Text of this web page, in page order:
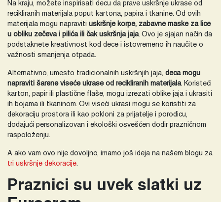
Na kraju, možete inspirisati decu da prave uskršnje ukrase od
recikliranih materijala poput kartona, papira i tkanine. Od ovih
materijala mogu napraviti uskršnje korpe, zabavne maske za lice
u obliku zečeva i pilića ili čak uskršnja jaja. Ovo je sjajan način da
podstaknete kreativnost kod dece i istovremeno ih naučite o
važnosti smanjenja otpada.
Alternativno, umesto tradicionalnih uskršnjih jaja, deca mogu
napraviti šarene viseće ukrase od recikliranih materijala. Koristeći
karton, papir ili plastične flaše, mogu izrezati oblike jaja i ukrasiti
ih bojama ili tkaninom. Ovi viseći ukrasi mogu se koristiti za
dekoraciju prostora ili kao pokloni za prijatelje i porodicu,
dodajući personalizovan i ekološki osvešćen dodir prazničnom
raspoloženju.
A ako vam ovo nije dovoljno, imamo još ideja na našem blogu za
tri uskršnje dekoracije.
Praznici su uvek slatki uz